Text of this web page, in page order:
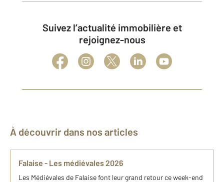
Suivez l’actualité immobilière et
rejoignez-nous
À découvrir dans nos articles
Falaise - Les médiévales 2026
Les Médiévales de Falaise font leur grand retour ce week-end